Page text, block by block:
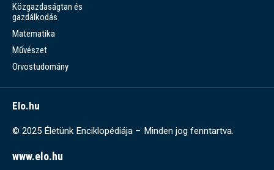
Közgazdaságtan és
gazdálkodás
Matematika
Művészet
Orvostudomány
Elo.hu
© 2025 Életünk Enciklopédiája – Minden jog fenntartva.
www.elo.hu